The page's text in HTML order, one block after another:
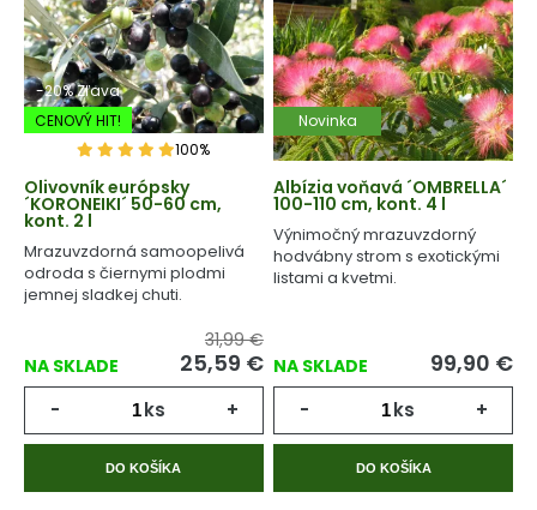
-20% Zľava
CENOVÝ HIT!
100%
Olivovník európsky
´KORONEIKI´ 50-60 cm,
kont. 2 l
Mrazuvzdorná samoopelivá
odroda s čiernymi plodmi
jemnej sladkej chuti.
NA SKLADE
31,99 €
25,59 €
- ks +
DO KOŠÍKA
Novinka
Albízia voňavá ´OMBRELLA´
100-110 cm, kont. 4 l
Výnimočný mrazuvzdorný
hodvábny strom s exotickými
listami a kvetmi.
NA SKLADE 99,90 €
- ks +
DO KOŠÍKA